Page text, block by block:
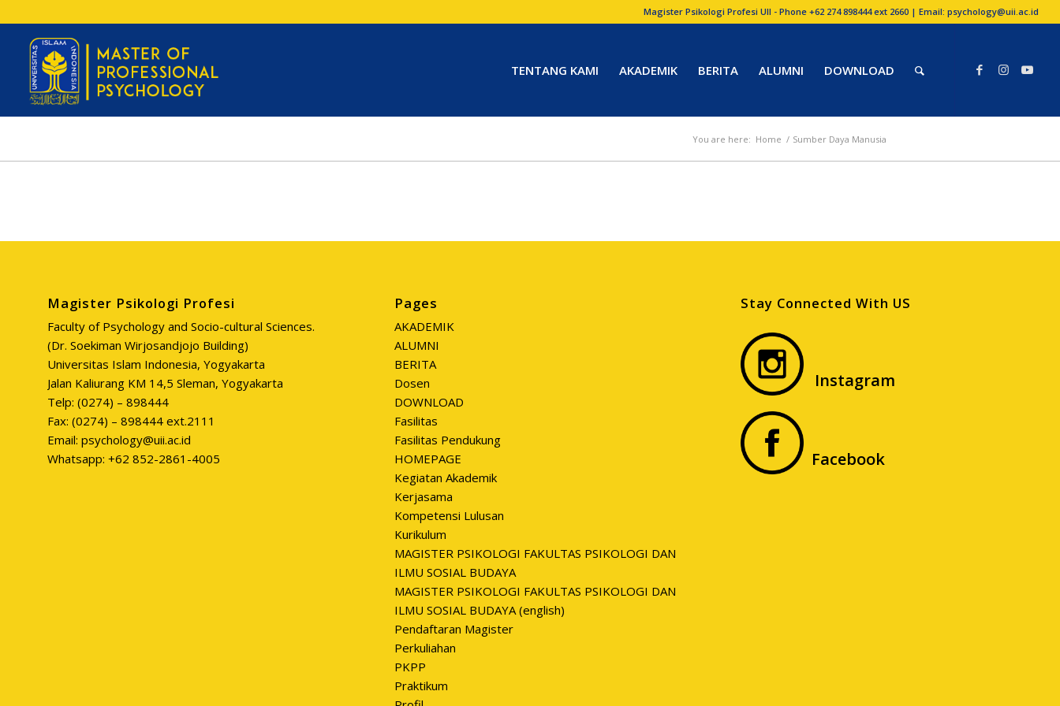
Magister Psikologi Profesi UII - Phone +62 274 898444 ext 2660 | Email: psychology@uii.ac.id
TENTANG KAMI AKADEMIK BERITA ALUMNI DOWNLOAD
You are here: Home / Sumber Daya Manusia
Magister Psikologi Profesi
Faculty of Psychology and Socio-cultural Sciences.
(Dr. Soekiman Wirjosandjojo Building)
Universitas Islam Indonesia, Yogyakarta
Jalan Kaliurang KM 14,5 Sleman, Yogyakarta
Telp: (0274) – 898444
Fax: (0274) – 898444 ext.2111
Email: psychology@uii.ac.id
Whatsapp: +62 852-2861-4005
Pages
AKADEMIK
ALUMNI
BERITA
Dosen
DOWNLOAD
Fasilitas
Fasilitas Pendukung
HOMEPAGE
Kegiatan Akademik
Kerjasama
Kompetensi Lulusan
Kurikulum
MAGISTER PSIKOLOGI FAKULTAS PSIKOLOGI DAN
ILMU SOSIAL BUDAYA
MAGISTER PSIKOLOGI FAKULTAS PSIKOLOGI DAN
ILMU SOSIAL BUDAYA (english)
Pendaftaran Magister
Perkuliahan
PKPP
Praktikum
Stay Connected With US
Instagram
Facebook